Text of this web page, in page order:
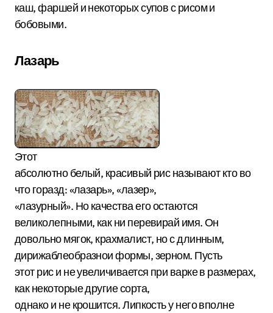
каш, фаршей и некоторых супов с рисом и
бобовыми.
Лазарь
Этот
абсолютно белый, красивый рис называют кто во
что горазд: «лазарь», «лазер»,
«лазурный». Но качества его остаются
великолепными, как ни перевирай имя. Он
довольно мягок, крахмалист, но с длинным,
дирижаблеобразнои формы, зерном. Пусть
этот рис и не увеличивается при варке в размерах,
как некоторые другие сорта,
однако и не крошится. Липкость у него вполне